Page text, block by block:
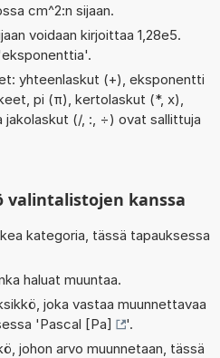
cm^2:n sijaan.
voidaan kirjoittaa 1,28e5.
yhteenlaskut (+), eksponentti
pi (π), kertolaskut (*, x),
jakolaskut (/, :, ÷) ovat sallittuja
kanssa
kategoria, tässä tapauksessa
haluat muuntaa.
joka vastaa muunnettavaa
'Pascal [Pa]
'.
johon arvo muunnetaan, tässä